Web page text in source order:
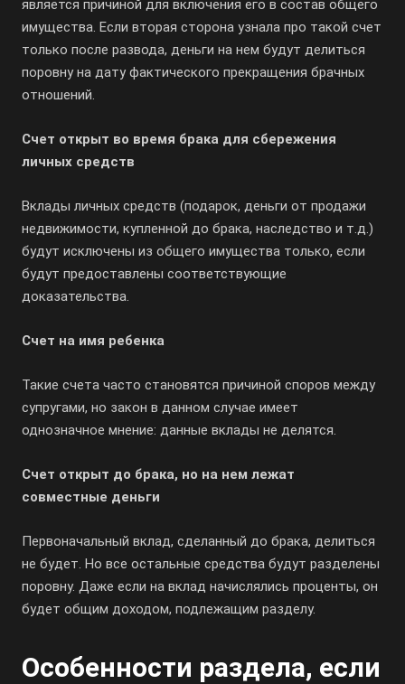
является причиной для включения его в состав общего
имущества. Если вторая сторона узнала про такой счет
только после развода, деньги на нем будут делиться
поровну на дату фактического прекращения брачных
отношений.
Счет открыт во время брака для сбережения
личных средств
Вклады личных средств (подарок, деньги от продажи
недвижимости, купленной до брака, наследство и т.д.)
будут исключены из общего имущества только, если
будут предоставлены соответствующие
доказательства.
Счет на имя ребенка
Такие счета часто становятся причиной споров между
супругами, но закон в данном случае имеет
однозначное мнение: данные вклады не делятся.
Счет открыт до брака, но на нем лежат
совместные деньги
Первоначальный вклад, сделанный до брака, делиться
не будет. Но все остальные средства будут разделены
поровну. Даже если на вклад начислялись проценты, он
будет общим доходом, подлежащим разделу.
Особенности раздела, если